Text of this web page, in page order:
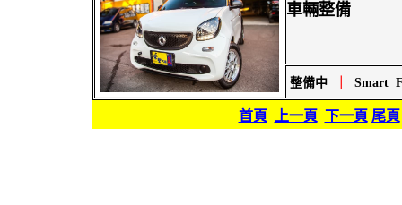
車輛整備
整備中 Smart
首頁 上一頁 下一頁 尾頁